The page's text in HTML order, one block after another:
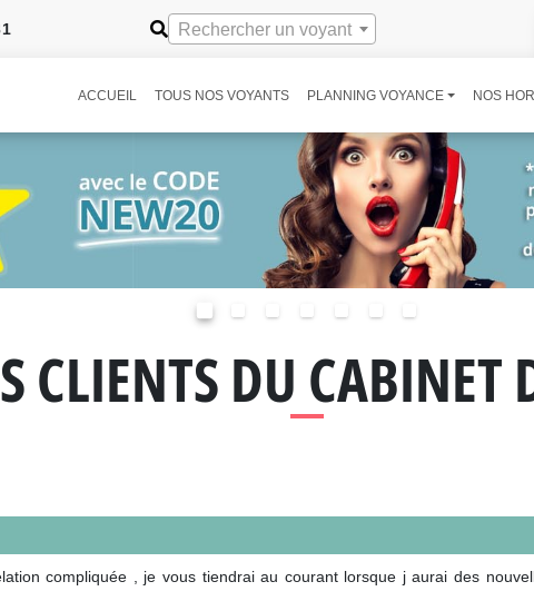
Rechercher un voyant
ACCUEIL TOUS NOS VOYANTS PLANNING VOYANCE NOS
CLIENTS DU CABINET
compliquée , je vous tiendrai au courant lorsque j aurai des